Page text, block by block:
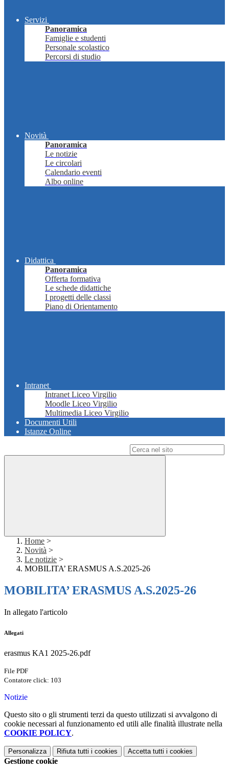
Servizi
Panoramica
Famiglie e studenti
Personale scolastico
Percorsi di studio
Novità
Panoramica
Le notizie
Le circolari
Calendario eventi
Albo online
Didattica
Panoramica
Offerta formativa
Le schede didattiche
I progetti delle classi
Piano di Orientamento
Intranet
Intranet Liceo Virgilio
Moodle Liceo Virgilio
Multimedia Liceo Virgilio
Documenti Utili
Istanze Online
Home >
Novità >
Le notizie >
MOBILITA’ ERASMUS A.S.2025-26
MOBILITA’ ERASMUS A.S.2025-26
In allegato l'articolo
Allegati
erasmus KA1 2025-26.pdf
File PDF
Contatore click: 103
Notizie
Questo sito o gli strumenti terzi da questo utilizzati si avvalgono di
cookie necessari al funzionamento ed utili alle finalità illustrate nella
COOKIE POLICY.
Personalizza Rifiuta tutti i cookies Accetta tutti i cookies
Gestione cookie